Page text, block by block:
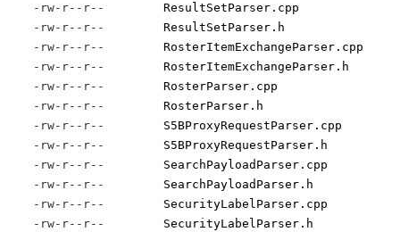
-rw-r--r--
ResultSetParser.cpp
-rw-r--r--
ResultSetParser.h
-rw-r--r--
RosterItemExchangeParser.cpp
-rw-r--r--
RosterItemExchangeParser.h
-rw-r--r--
RosterParser.cpp
-rw-r--r--
RosterParser.h
-rw-r--r--
S5BProxyRequestParser.cpp
-rw-r--r--
S5BProxyRequestParser.h
-rw-r--r--
SearchPayloadParser.cpp
-rw-r--r--
SearchPayloadParser.h
-rw-r--r--
SecurityLabelParser.cpp
-rw-r--r--
SecurityLabelParser.h